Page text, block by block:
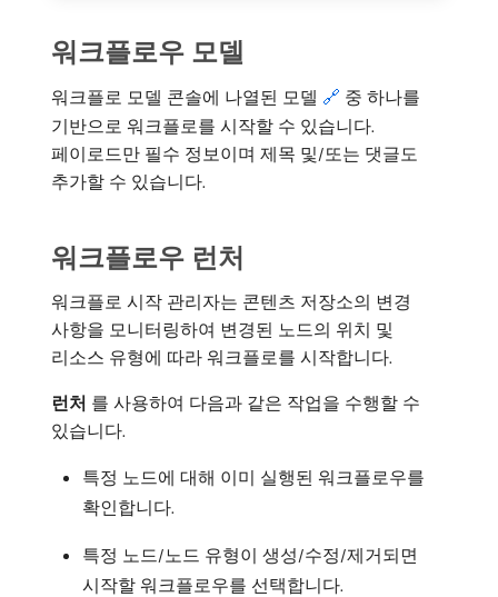
워크플로우 모델
워크플로 모델 콘솔에 나열된 모델 🔗 중 하나를
기반으로 워크플로를 시작할 수 있습니다.
페이로드만 필수 정보이며 제목 및/또는 댓글도
추가할 수 있습니다.
워크플로우 런처
워크플로 시작 관리자는 콘텐츠 저장소의 변경
사항을 모니터링하여 변경된 노드의 위치 및
리소스 유형에 따라 워크플로를 시작합니다.
런처 ​를 사용하여 다음과 같은 작업을 수행할 수
있습니다.
특정 노드에 대해 이미 실행된 워크플로우를
확인합니다.
특정 노드/노드 유형이 생성/수정/제거되면
시작할 워크플로우를 선택합니다.